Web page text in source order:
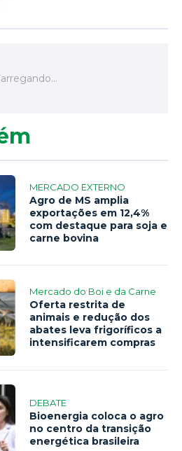
MERCADO EXTERNO
Agro de MS amplia
exportações em 12,4%
com destaque para soja e
carne bovina
Mercado do Boi e da Carne
Oferta restrita de
animais e redução dos
abates leva frigoríficos a
intensificarem compras
DEBATE
Bioenergia coloca o agro
no centro da transição
energética brasileira